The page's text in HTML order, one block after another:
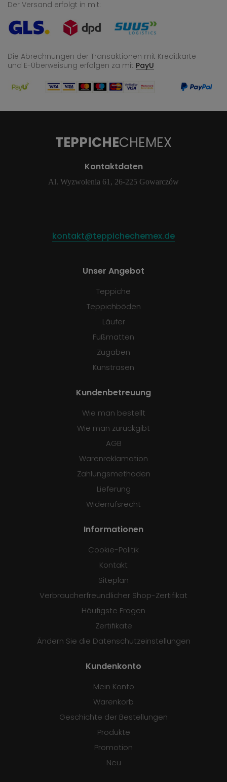
Der Versand erfolgt in mit:
Die Abrechnungen der Transaktionen mit Kreditkarte
und E-Überweisung erfolgen za mit PayU
TEPPICHECHEMEX
Kontaktdaten
Al. Wyzwolenia 61, 26-225 Gowarczów
kontakt@teppichechemex.de
Unser Angebot
Teppiche
Teppichböden
Läufer
Fußmatten
Zugaben
Kunstrasen
Kundenbetreuung
Wie man bestellt
Wie man zurückgibt
AGB
Warenreklamation
Zahlungsmethoden
Lieferung
Widerrufsrecht
Informationen
Cookie-Politik
Kontakt
Siteplan
Verbraucherfreundlicher Shop-Zertifikat
Häufigste Fragen
Zertifikate
Ändern Sie die Datenschutzeinstellungen
Kundenkonto
Mein Konto
Warenkorb
Geschichte der Bestellungen
Produkte
Promotion
Neu